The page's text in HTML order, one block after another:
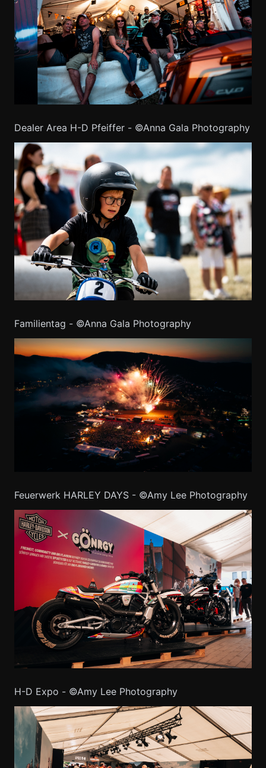
Dealer Area H-D Pfeiffer - ©Anna Gala Photography
Familientag - ©Anna Gala Photography
Feuerwerk HARLEY DAYS - ©Amy Lee Photography
H-D Expo - ©Amy Lee Photography